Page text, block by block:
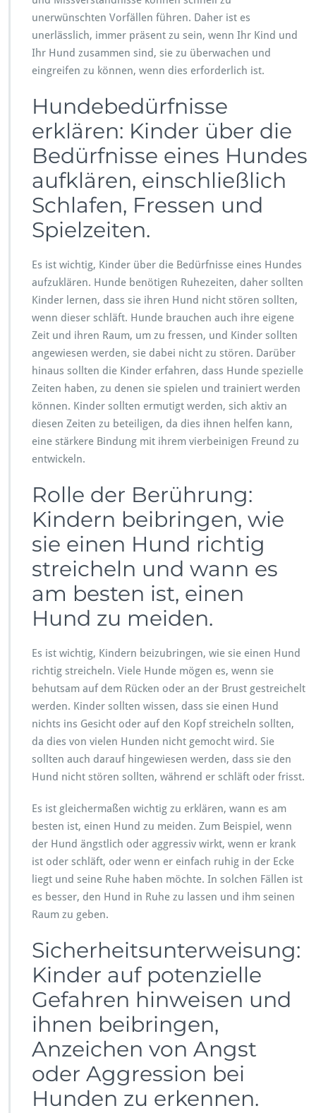
unerwünschten Vorfällen führen. Daher ist es
unerlässlich, immer präsent zu sein, wenn Ihr Kind und
Ihr Hund zusammen sind, sie zu überwachen und
eingreifen zu können, wenn dies erforderlich ist.
Hundebedürfnisse
erklären: Kinder über die
Bedürfnisse eines Hundes
aufklären, einschließlich
Schlafen, Fressen und
Spielzeiten.
Es ist wichtig, Kinder über die Bedürfnisse eines Hundes
aufzuklären. Hunde benötigen Ruhezeiten, daher sollten
Kinder lernen, dass sie ihren Hund nicht stören sollten,
wenn dieser schläft. Hunde brauchen auch ihre eigene
Zeit und ihren Raum, um zu fressen, und Kinder sollten
angewiesen werden, sie dabei nicht zu stören. Darüber
hinaus sollten die Kinder erfahren, dass Hunde spezielle
Zeiten haben, zu denen sie spielen und trainiert werden
können. Kinder sollten ermutigt werden, sich aktiv an
diesen Zeiten zu beteiligen, da dies ihnen helfen kann,
eine stärkere Bindung mit ihrem vierbeinigen Freund zu
entwickeln.
Rolle der Berührung:
Kindern beibringen, wie
sie einen Hund richtig
streicheln und wann es
am besten ist, einen
Hund zu meiden.
Es ist wichtig, Kindern beizubringen, wie sie einen Hund
richtig streicheln. Viele Hunde mögen es, wenn sie
behutsam auf dem Rücken oder an der Brust gestreichelt
werden. Kinder sollten wissen, dass sie einen Hund
nichts ins Gesicht oder auf den Kopf streicheln sollten,
da dies von vielen Hunden nicht gemocht wird. Sie
sollten auch darauf hingewiesen werden, dass sie den
Hund nicht stören sollten, während er schläft oder frisst.
Es ist gleichermaßen wichtig zu erklären, wann es am
besten ist, einen Hund zu meiden. Zum Beispiel, wenn
der Hund ängstlich oder aggressiv wirkt, wenn er krank
ist oder schläft, oder wenn er einfach ruhig in der Ecke
liegt und seine Ruhe haben möchte. In solchen Fällen ist
es besser, den Hund in Ruhe zu lassen und ihm seinen
Raum zu geben.
Sicherheitsunterweisung:
Kinder auf potenzielle
Gefahren hinweisen und
ihnen beibringen,
Anzeichen von Angst
oder Aggression bei
Hunden zu erkennen.